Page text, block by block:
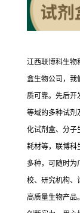
江西联博科生物
盒生物公司，我
质可靠。先后开
等域的多种试剂
化试剂盒、分子
耗材等，联博科
多种，可随时为
校、研究机构、
高质量生物产品